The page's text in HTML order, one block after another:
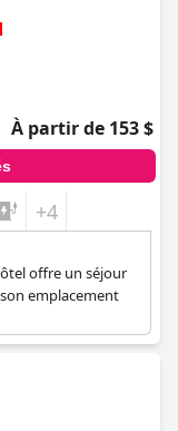
À partir de 153 $
+4
offre un séjour
emplacement